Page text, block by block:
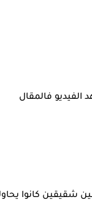
الفيديو فالمقال
كانوا